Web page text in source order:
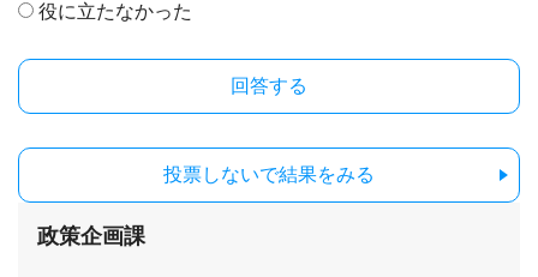
役に立たなかった
投票しないで結果をみる
政策企画課